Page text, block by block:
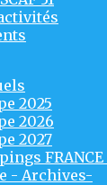
2025
2026
2027
FRANCE
- Archives-